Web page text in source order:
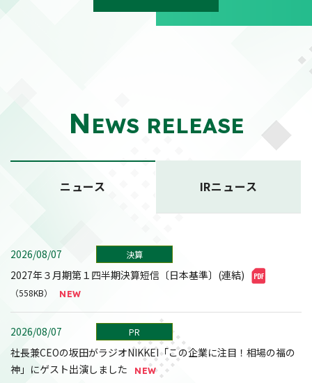
NEWS RELEASE
ニュース IRニュース
2026/08/07 決算
2027年３月期第１四半期決算短信〔日本基準〕(連結)
（558KB）
2026/08/07 PR
社長兼CEOの坂田がラジオNIKKEI「この企業に注目！相場の福の
神」にゲスト出演しました